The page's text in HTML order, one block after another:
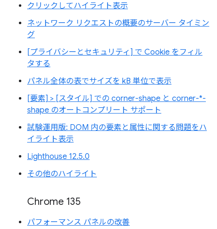
クリックしてハイライト表示
ネットワーク リクエストの概要のサーバー タイミン
グ
[プライバシーとセキュリティ] で Cookie をフィル
タする
パネル全体の表でサイズを kB 単位で表示
[要素] > [スタイル] での corner-shape と corner-*-
shape のオートコンプリート サポート
試験運用版: DOM 内の要素と属性に関する問題をハ
イライト表示
Lighthouse 12.5.0
その他のハイライト
Chrome 135
パフォーマンス パネルの改善